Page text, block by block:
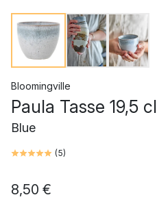
Bloomingville
Paula Tasse 19,5 cl
Blue
(5)
8,50 €